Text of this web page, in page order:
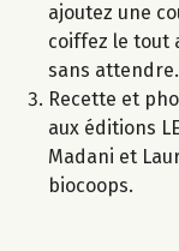
ajoutez une
coiffez le tout
sans attendre.
Recette et
aux éditions
Madani et
biocoops.